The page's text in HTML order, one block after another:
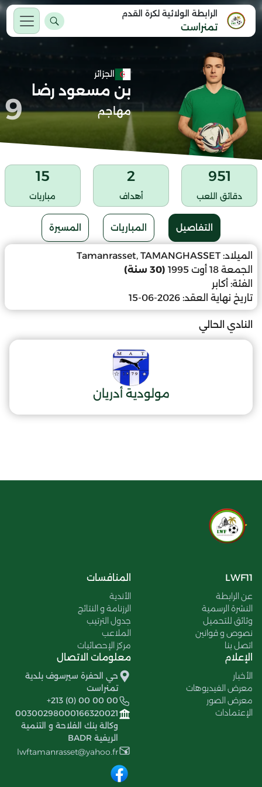
الرابطة الولائية لكرة القدم
تمنراست
الجزائر
بن مسعود رضا
مهاجم 9
951
دقائق اللعب
2
أهداف
15
مباريات
التفاصيل المباريات المسيرة
الميلاد: Tamanrasset, TAMANGHASSET
الجمعة 18 أوت 1995
(30 سنة)
الفئة: أكابر
تاريخ نهاية العقد: 2026-06-15
النادي الحالي
مولودية أدريان
LWF11
عن الرابطة
النشرة الرسمية
وثائق للتحميل
نصوص و قوانين
اتصل بنا
المنافسات
الأندية
الرزنامة و النتائج
جدول الترتيب
الملاعب
مركز الإحصائيات
الإعلام
الأخبار
معرض الفيديوهات
معرض الصور
الإعتمادات
معلومات الاتصال
حي الحفرة سيرسوف بلدية
تمنراست
+213 (0) 00 00 00
00300298000166320021
وكالة بنك الفلاحة و التنمية
الريفية BADR
lwftamanrasset@yahoo.fr